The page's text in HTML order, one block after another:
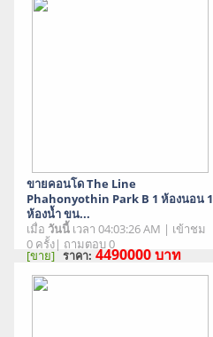
ขายคอนโด The Line
Phahonyothin Park B 1 ห้องนอน 1
ห้องน้ำ ขน...
เมื่อ วันนี้เวลา 04:03:26 AM | เข้าชม
0 ครั้ง| ถามตอบ 0
[ขาย]ราคา:4490000บาท